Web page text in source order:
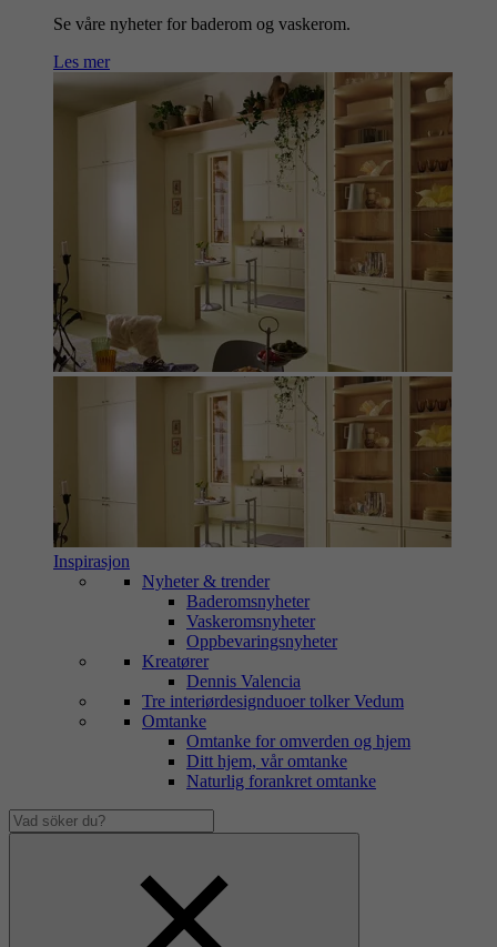
Se våre nyheter for baderom og vaskerom.
Les mer
Inspirasjon
Nyheter & trender
Baderomsnyheter
Vaskeromsnyheter
Oppbevaringsnyheter
Kreatører
Dennis Valencia
Tre interiørdesignduoer tolker Vedum
Omtanke
Omtanke for omverden og hjem
Ditt hjem, vår omtanke
Naturlig forankret omtanke
Vad
söker